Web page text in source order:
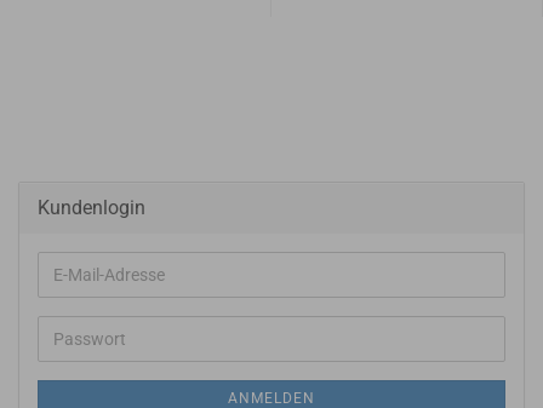
Kundenlogin
E-
Mail-
Adresse
Passwort
ANMELDEN